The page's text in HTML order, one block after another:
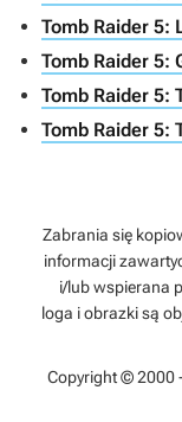
Tomb Raider 5:
Tomb Raider 5:
Tomb Raider 5:
Tomb Raider 5:
Zabrania się
informacji
i/lub wspierana
loga i obrazki są
Copyright © 2000